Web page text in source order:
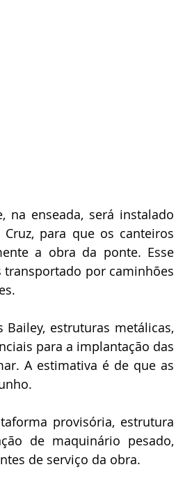
na enseada, será instalado
para que os canteiros
a obra da ponte. Esse
por caminhões
estruturas metálicas,
para a implantação das
A estimativa é de que as
provisória, estrutura
de maquinário pesado,
de serviço da obra.